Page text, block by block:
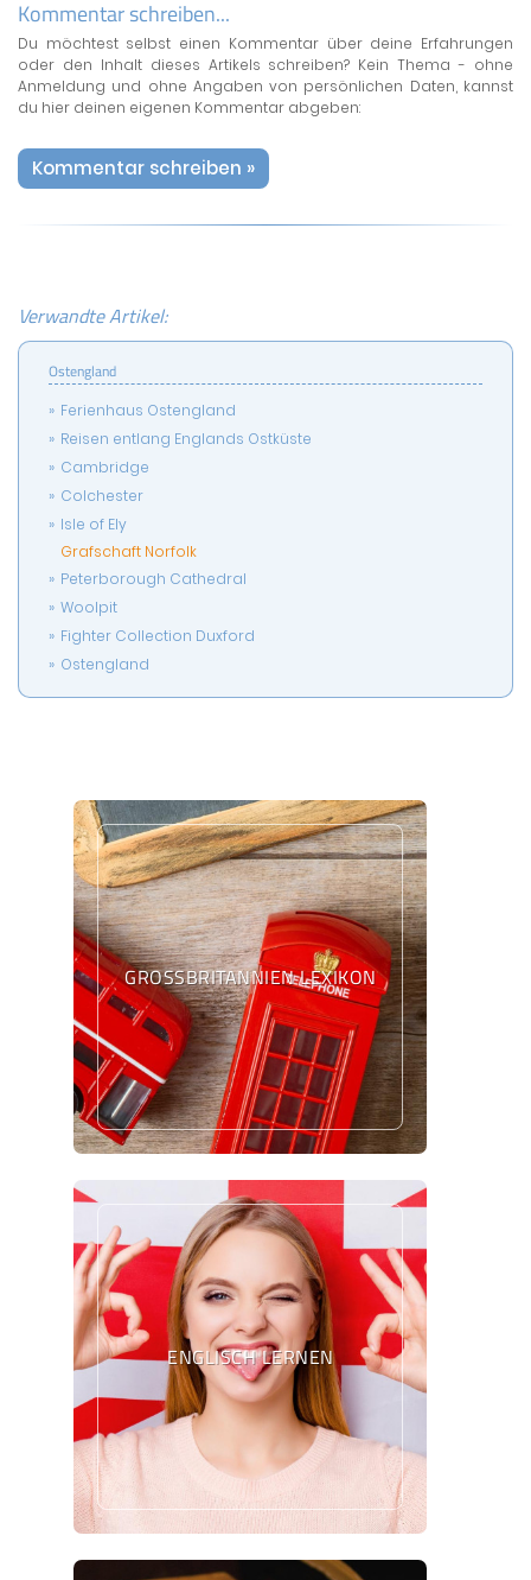
Kommentar schreiben...
Du möchtest selbst einen Kommentar über deine Erfahrungen
oder den Inhalt dieses Artikels schreiben? Kein Thema - ohne
Anmeldung und ohne Angaben von persönlichen Daten, kannst
du hier deinen eigenen Kommentar abgeben:
Kommentar schreiben »
Verwandte Artikel:
Ostengland
Ferienhaus Ostengland
Reisen entlang Englands Ostküste
Cambridge
Colchester
Isle of Ely
Grafschaft Norfolk
Peterborough Cathedral
Woolpit
Fighter Collection Duxford
Ostengland
GROSSBRITANNIEN LEXIKON
ENGLISCH LERNEN